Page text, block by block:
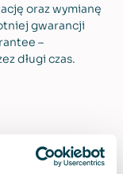
oraz wymianę
gwarancji
–
długi czas.
z wiodącymi
żywności